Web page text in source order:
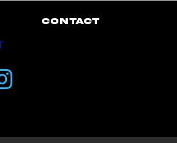
CONTACT